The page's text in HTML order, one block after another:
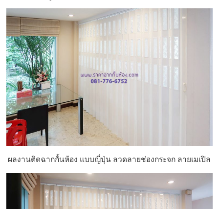
ผลงานติดฉากกั้นห้อง แบบญี่ปุ่น ลวดลายช่องกระจก ลายเมเปิล